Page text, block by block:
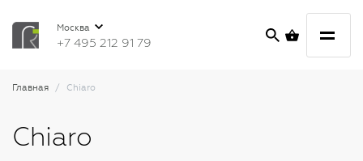
Москва
+7 495 212 91 79
Главная Chiaro
Chiaro